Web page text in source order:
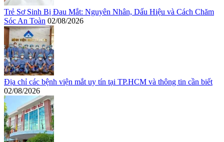
Trẻ Sơ Sinh Bị Đau Mắt: Nguyên Nhân, Dấu Hiệu và Cách Chăm
Sóc An Toàn 02/08/2026
Địa chỉ các bệnh viện mắt uy tín tại TP.HCM và thông tin cần biết
02/08/2026